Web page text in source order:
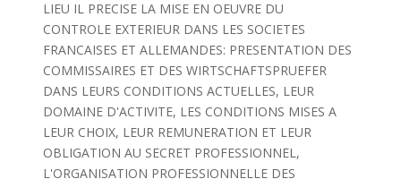
LIEU IL PRECISE LA MISE EN OEUVRE DU
CONTROLE EXTERIEUR DANS LES SOCIETES
FRANCAISES ET ALLEMANDES: PRESENTATION DES
COMMISSAIRES ET DES WIRTSCHAFTSPRUEFER
DANS LEURS CONDITIONS ACTUELLES, LEUR
DOMAINE D'ACTIVITE, LES CONDITIONS MISES A
LEUR CHOIX, LEUR REMUNERATION ET LEUR
OBLIGATION AU SECRET PROFESSIONNEL,
L'ORGANISATION PROFESSIONNELLE DES